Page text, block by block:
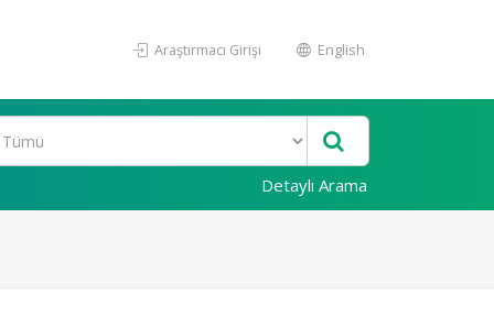
Araştırmacı Girişi English
Detaylı Arama